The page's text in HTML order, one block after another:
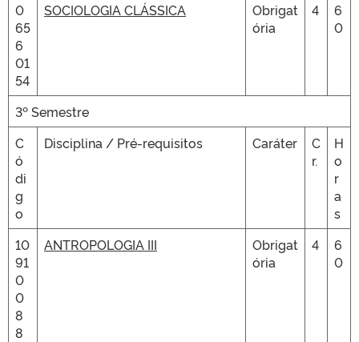
0
65
6
01
54
SOCIOLOGIA CLÁSSICA
Obrigat
ória
4
6
0
3º Semestre
C
ó
di
g
o
Disciplina / Pré-requisitos Caráter
C
r.
H
o
r
a
s
10
91
0
0
8
8
ANTROPOLOGIA III
Obrigat
ória
4
6
0